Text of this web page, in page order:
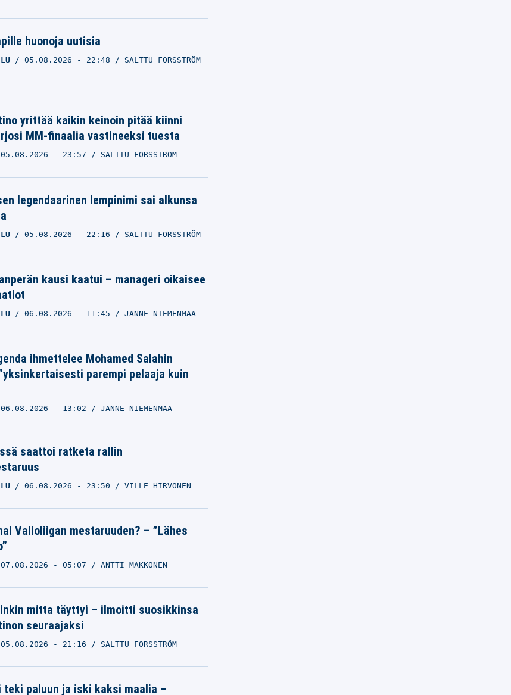
huonoja uutisia
05.08.2026 - 22:48 SALTTU FORSSTRÖM
yrittää kaikin keinoin pitää kiinni
MM-finaalia vastineeksi tuesta
05.08.2026 - 23:57 SALTTU FORSSTRÖM
legendaarinen lempinimi sai alkunsa
05.08.2026 - 22:16 SALTTU FORSSTRÖM
kausi kaatui – manageri oikaisee
06.08.2026 - 11:45 JANNE NIEMENMAA
ihmettelee Mohamed Salahin
parempi pelaaja kuin
06.08.2026 - 13:02 JANNE NIEMENMAA
saattoi ratketa rallin
06.08.2026 - 23:50 VILLE HIRVONEN
Valioliigan mestaruuden? – ”Lähes
07.08.2026 - 05:07 ANTTI MAKKONEN
mitta täyttyi – ilmoitti suosikkinsa
seuraajaksi
05.08.2026 - 21:16 SALTTU FORSSTRÖM
teki paluun ja iski kaksi maalia –